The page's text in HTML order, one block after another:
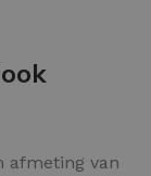
afmeting van